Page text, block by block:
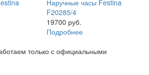
Наручные часы Festina
F20285/4
19700 руб.
Подробнее
только с официальными